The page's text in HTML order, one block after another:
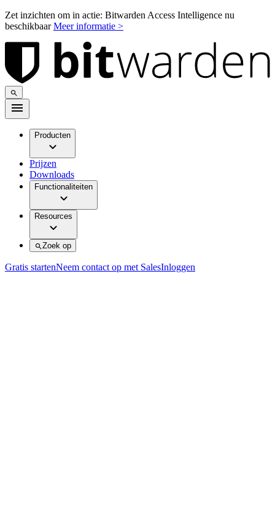
Zet inzichten om in actie: Bitwarden Access Intelligence nu
beschikbaarMeer informatie >
Producten
Prijzen
Downloads
Functionaliteiten
Resources
Zoek op
Gratis startenNeem contact op met SalesInloggen